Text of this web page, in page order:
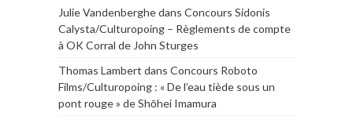
Julie Vandenberghedans Concours Sidonis
Calysta/Culturopoing – Règlements de compte
à OK Corral de John Sturges
Thomas Lambert dans Concours Roboto
Films/Culturopoing : « De l’eau tiède sous un
pont rouge » de Shōhei Imamura